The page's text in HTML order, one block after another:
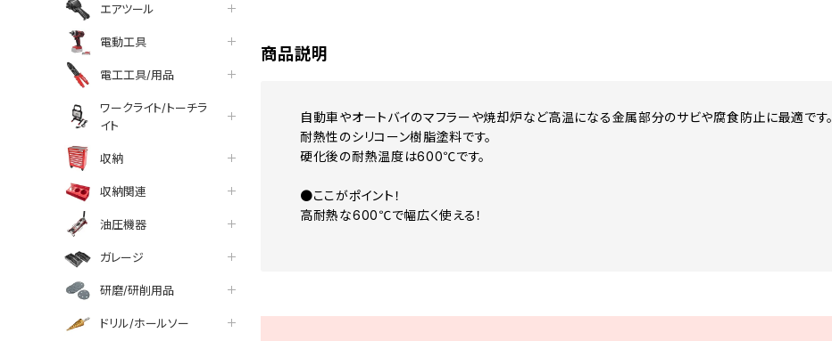
エアツール
電動工具
電工工具/用品
ワークライト/トーチラ
イト
収納
収納関連
油圧機器
ガレージ
研磨/研削用品
ドリル/ホールソー
商品説明
自動車やオートバイのマフラーや焼却炉など高温になる金属部分のサビや腐食防止に最適です。
耐熱性のシリコーン樹脂塗料です。
硬化後の耐熱温度は600℃です。
●ここがポイント！
高耐熱な600℃で幅広く使える！